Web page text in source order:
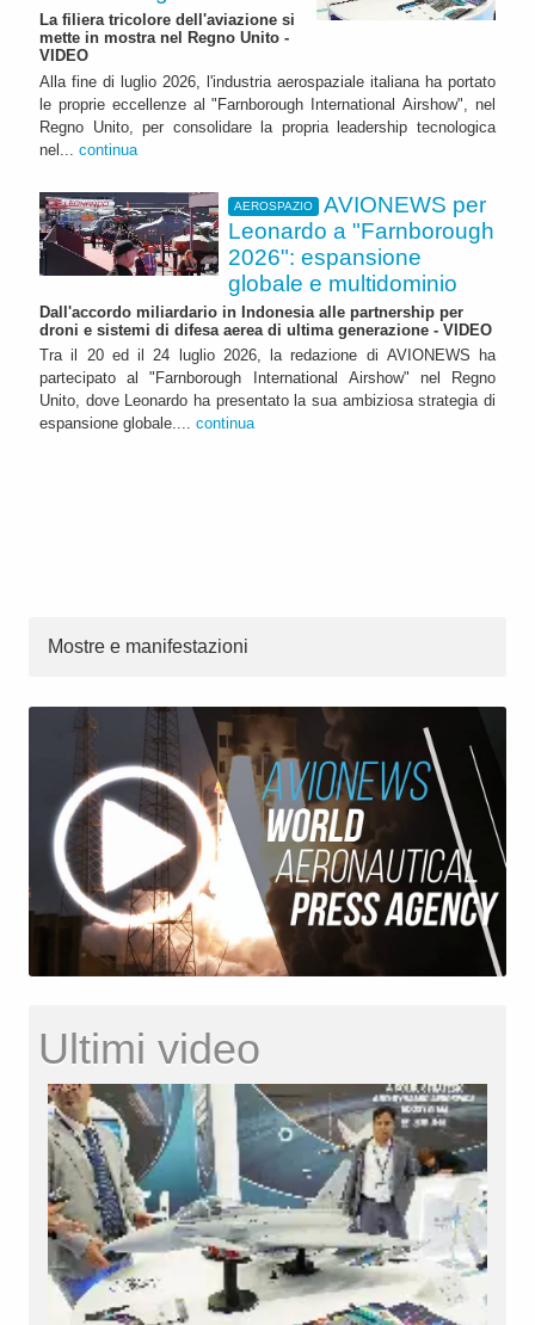
La filiera tricolore dell'aviazione si
mette in mostra nel Regno Unito -
VIDEO
Alla fine di luglio 2026, l'industria aerospaziale italiana ha portato
le proprie eccellenze al "Farnborough International Airshow", nel
Regno Unito, per consolidare la propria leadership tecnologica
nel... continua
AEROSPAZIO
AVIONEWS per
Leonardo a "Farnborough
2026": espansione
globale e multidominio
Dall'accordo miliardario in Indonesia alle partnership per
droni e sistemi di difesa aerea di ultima generazione - VIDEO
Tra il 20 ed il 24 luglio 2026, la redazione di AVIONEWS ha
partecipato al "Farnborough International Airshow" nel Regno
Unito, dove Leonardo ha presentato la sua ambiziosa strategia di
espansione globale.... continua
Mostre e manifestazioni
Ultimi video